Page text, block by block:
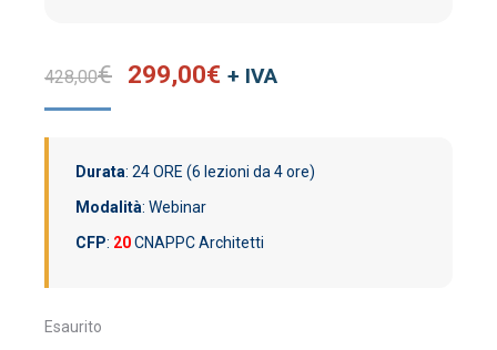
428,00€ Il
era:
428,00€.
299,00€ Il
è:
+ IVA
Durata: 24 ORE (6 lezioni da 4 ore)
Modalità: Webinar
CFP: 20CNAPPC Architetti
Esaurito